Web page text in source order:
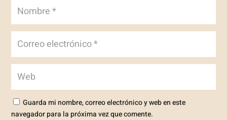
Guarda mi nombre, correo electrónico y web en este
navegador para la próxima vez que comente.